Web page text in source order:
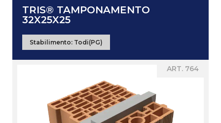
TRIS® TAMPONAMENTO
32X25X25
Stabilimento: Todi(PG)
ART. 764